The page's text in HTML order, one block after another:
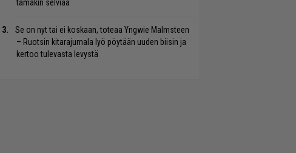
tämäkin selviää
Se on nyt tai ei koskaan, toteaa Yngwie Malmsteen
– Ruotsin kitarajumala lyö pöytään uuden biisin ja
kertoo tulevasta levystä